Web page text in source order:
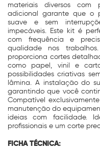
materiais diversos
adicional garante que o
suave e sem
impecáveis. Este kit é
com frequência e
qualidade nos
proporciona cortes
como papel, vinil e
possibilidades criativas
lâmina. A instalação do
garantindo que você
Compatível
manutenção do
ideias com facilidade.
profissionais e um corte
FICHA TÉCNICA: